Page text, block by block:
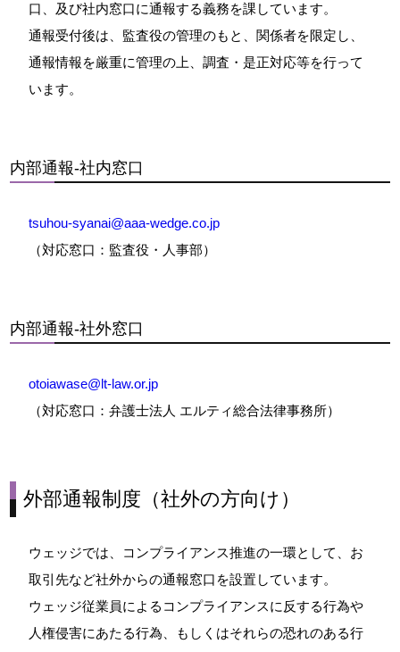
口、及び社内窓口に通報する義務を課しています。
通報受付後は、監査役の管理のもと、関係者を限定し、
通報情報を厳重に管理の上、調査・是正対応等を行って
います。
内部通報‐社内窓口
tsuhou-syanai@aaa-wedge.co.jp
（対応窓口：監査役・人事部）
内部通報‐社外窓口
otoiawase@lt-law.or.jp
（対応窓口：弁護士法人 エルティ総合法律事務所）
外部通報制度（社外の方向け）
ウェッジでは、コンプライアンス推進の一環として、お
取引先など社外からの通報窓口を設置しています。
ウェッジ従業員によるコンプライアンスに反する行為や
人権侵害にあたる行為、もしくはそれらの恐れのある行